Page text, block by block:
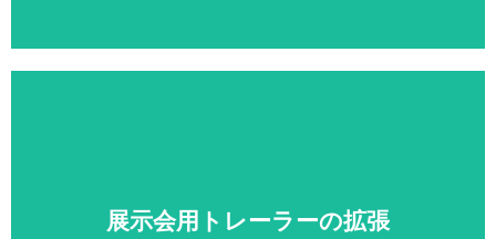
展示会用トレーラーの拡張
詳細